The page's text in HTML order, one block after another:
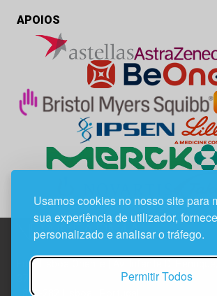
Usamos cookies no nosso site para
sua experiência de utilizador,
personalizado e analisar o tráfego.
Permitir Todos
APOIOS
Edif. Lisboa Oriente | Av. Infante D.